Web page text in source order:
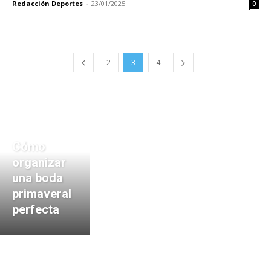
Redacción Deportes - 23/01/2025 0
2 3 4
Cómo
organizar
una boda
primaveral
perfecta